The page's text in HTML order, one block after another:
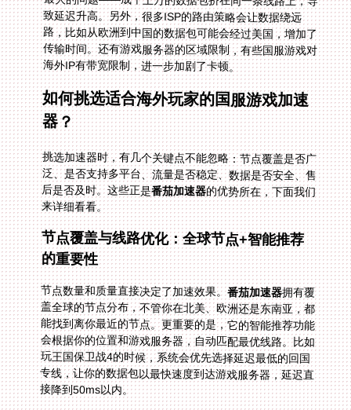
海外IP有带宽限制，进一步加剧了卡顿。
如何挑选适合海外玩家的国服游戏加速
器？
挑选加速器时，有几个关键点不能忽略：节点覆盖是否广
泛、是否支持多平台、流量是否稳定、数据是否安全、售
后是否及时。这些正是番茄加速器的优势所在，下面我们
来详细看看。
节点覆盖与线路优化：全球节点+智能推荐
的重要性
节点数量和质量直接决定了加速效果。番茄加速器拥有覆
盖全球的节点分布，不管你在北美、欧洲还是东南亚，都
能找到离你最近的节点。更重要的是，它的智能推荐功能
会根据你的位置和游戏服务器，自动匹配最优线路。比如
玩王国保卫战4的时候，系统会优先选择延迟最低的回国
专线，让你的数据包以最快速度到达游戏服务器，延迟直
接降到50ms以内。